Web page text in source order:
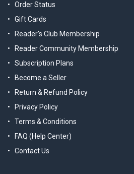
Order Status
Gift Cards
Reader's Club Membership
Reader Community Membership
Subscription Plans
Become a Seller
Return & Refund Policy
Privacy Policy
Terms & Conditions
FAQ (Help Center)
Contact Us